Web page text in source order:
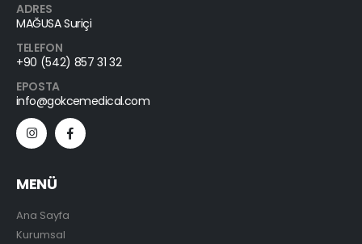
ADRES
MAĞUSA Suriçi
TELEFON
+90 (542) 857 31 32
EPOSTA
info@gokcemedical.com
MENÜ
Ana Sayfa
Kurumsal